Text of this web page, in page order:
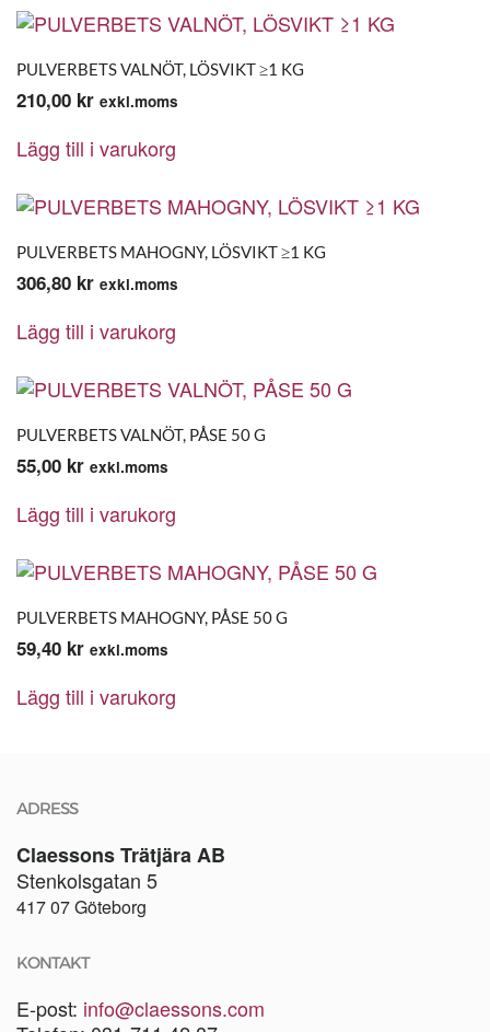
PULVERBETS VALNÖT, LÖSVIKT ≥1 KG
210,00 kr exkl.moms
Lägg till i varukorg
PULVERBETS MAHOGNY, LÖSVIKT ≥1 KG
306,80 kr exkl.moms
Lägg till i varukorg
PULVERBETS VALNÖT, PÅSE 50 G
55,00 kr exkl.moms
Lägg till i varukorg
PULVERBETS MAHOGNY, PÅSE 50 G
59,40 kr exkl.moms
Lägg till i varukorg
ADRESS
Claessons Trätjära AB
Stenkolsgatan 5
417 07 Göteborg
KONTAKT
E-post: info@claessons.com